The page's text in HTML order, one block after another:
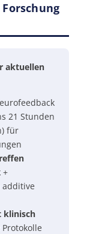
aktuellen
21 Stunden
für
+
additive
klinisch